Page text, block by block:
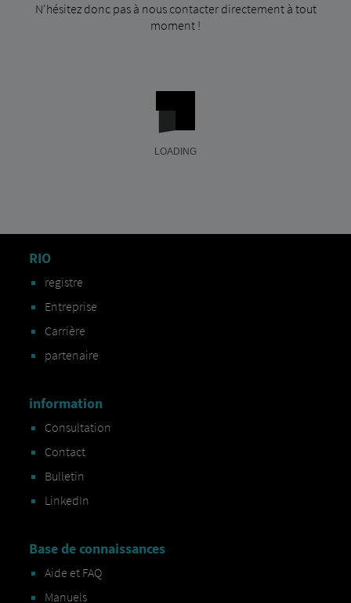
N'hésitez donc pas à nous contacter directement à tout
moment !
RIO
registre
Entreprise
Carrière
partenaire
information
Consultation
Contact
Bulletin
LinkedIn
Base de connaissances
Aide et FAQ
Manuels